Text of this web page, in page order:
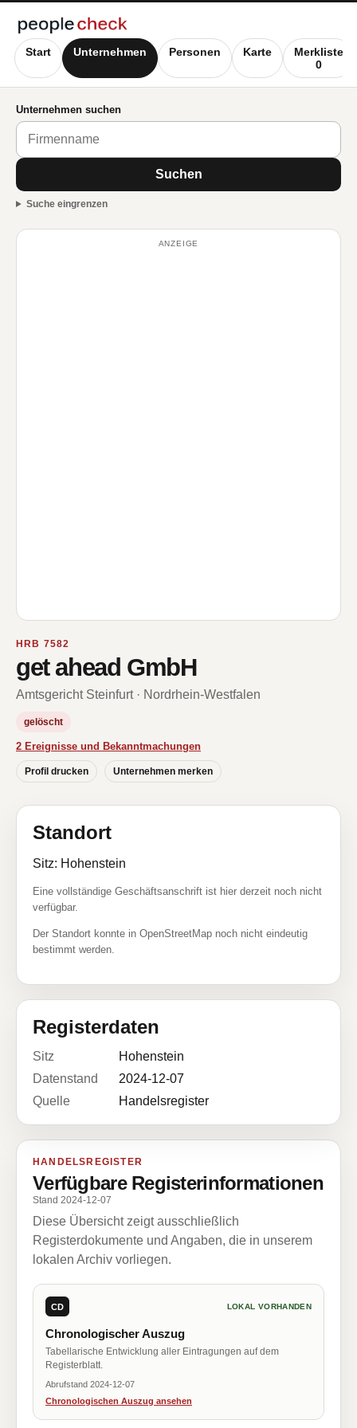
Start Unternehmen Personen Karte
Merkliste
0
Unternehmen suchen
Suchen
Suche eingrenzen
ANZEIGE
HRB 7582
get ahead GmbH
Amtsgericht Steinfurt · Nordrhein-Westfalen
gelöscht
2 Ereignisse und Bekanntmachungen
Profil drucken Unternehmen merken
Standort
Sitz: Hohenstein
Eine vollständige Geschäftsanschrift ist hier derzeit noch nicht
verfügbar.
Der Standort konnte in OpenStreetMap noch nicht eindeutig
bestimmt werden.
Registerdaten
Sitz
Hohenstein
Datenstand
2024-12-07
Quelle
Handelsregister
HANDELSREGISTER
Verfügbare Registerinformationen
Stand 2024-12-07
Diese Übersicht zeigt ausschließlich
Registerdokumente und Angaben, die in unserem
lokalen Archiv vorliegen.
CD LOKAL VORHANDEN
Chronologischer Auszug
Tabellarische Entwicklung aller Eintragungen auf dem
Registerblatt.
Abrufstand 2024-12-07
Chronologischen Auszug ansehen